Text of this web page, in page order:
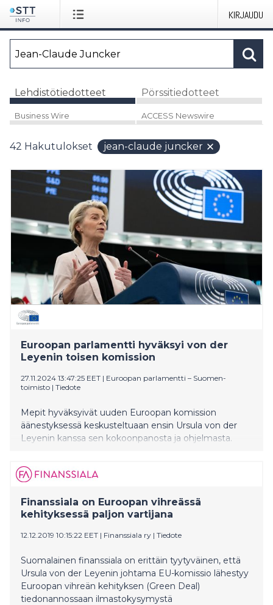
KIRJAUDU
Lehdistötiedotteet Pörssitiedotteet
Business Wire ACCESS Newswire
42 Hakutulokset jean-claude juncker
Euroopan parlamentti hyväksyi von der
Leyenin toisen komission
27.11.2024 13:47:25 EET | Euroopan parlamentti – Suomen-
toimisto | Tiedote
Mepit hyväksyivät uuden Euroopan komission
äänestyksessä keskusteltuaan ensin Ursula von der
Leyenin kanssa sen kokoonpanosta ja ohjelmasta.
Finanssiala on Euroopan vihreässä
kehityksessä paljon vartijana
12.12.2019 10:15:22 EET | Finanssiala ry | Tiedote
Suomalainen finanssiala on erittäin tyytyväinen, että
Ursula von der Leyenin johtama EU-komissio lähestyy
Euroopan vihreän kehityksen (Green Deal)
tiedonannossaan ilmastokysymystä